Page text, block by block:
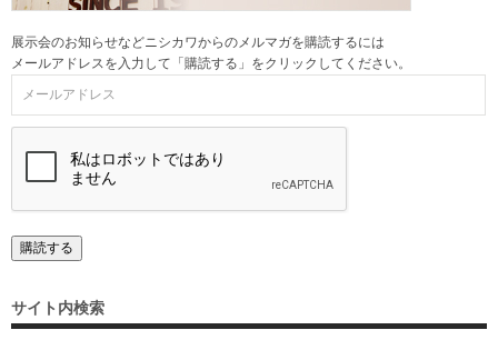
展示会のお知らせなどニシカワからのメルマガを購読するには
メールアドレスを入力して「購読する」をクリックしてください。
サイト内検索